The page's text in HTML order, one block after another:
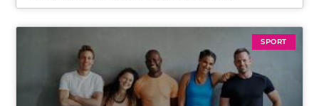
SPORT